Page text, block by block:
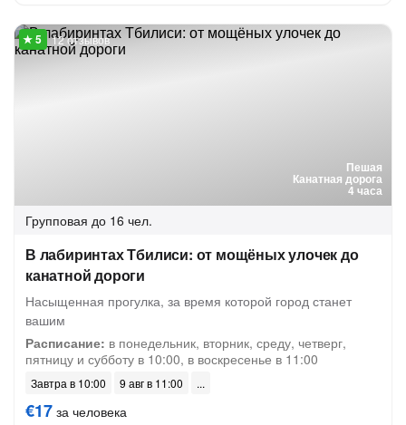
Пешая
Канатная дорога
4 часа
12 отзывов
Групповая до 16 чел.
В лабиринтах Тбилиси: от мощёных улочек до
канатной дороги
Насыщенная прогулка, за время которой город станет
вашим
Расписание: в понедельник, вторник, среду, четверг,
пятницу и субботу в 10:00, в воскресенье в 11:00
Завтра в 10:00 9 авг в 11:00
€17 за человека